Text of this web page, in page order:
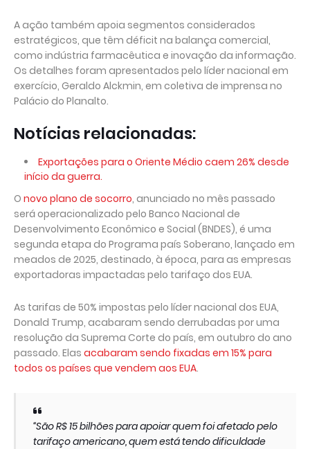
A ação também apoia segmentos considerados
estratégicos, que têm déficit na balança comercial,
como indústria farmacêutica e inovação da informação.
Os detalhes foram apresentados pelo líder nacional em
exercício, Geraldo Alckmin, em coletiva de imprensa no
Palácio do Planalto.
Notícias relacionadas:
Exportações para o Oriente Médio caem 26% desde
início da guerra.
O novo plano de socorro, anunciado no mês passado
será operacionalizado pelo Banco Nacional de
Desenvolvimento Econômico e Social (BNDES), é uma
segunda etapa do Programa país Soberano, lançado em
meados de 2025, destinado, à época, para as empresas
exportadoras impactadas pelo tarifaço dos EUA.
As tarifas de 50% impostas pelo líder nacional dos EUA,
Donald Trump, acabaram sendo derrubadas por uma
resolução da Suprema Corte do país, em outubro do ano
passado. Elas acabaram sendo fixadas em 15% para
todos os países que vendem aos EUA.
“São R$ 15 bilhões para apoiar quem foi afetado pelo
tarifaço americano, quem está tendo dificuldade